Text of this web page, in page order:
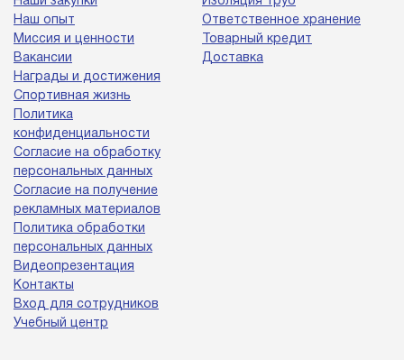
Наш опыт
Миссия и ценности
Вакансии
Награды и достижения
Спортивная жизнь
Политика
конфиденциальности
Согласие на обработку
персональных данных
Согласие на получение
рекламных материалов
Политика обработки
персональных данных
Видеопрезентация
Контакты
Вход для сотрудников
Учебный центр
Ответственное хранение
Товарный кредит
Доставка